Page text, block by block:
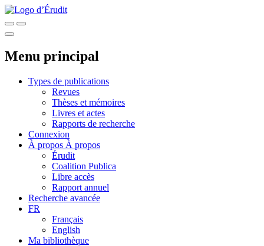
Menu principal
Types de publications
Revues
Thèses et mémoires
Livres et actes
Rapports de recherche
Connexion
À propos À propos
Érudit
Coalition Publica
Libre accès
Rapport annuel
Recherche avancée
FR
Français
English
Ma bibliothèque